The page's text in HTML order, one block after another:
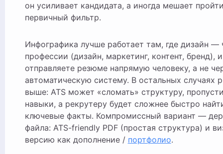
он усиливает кандидата, а иногда мешает
первичный фильтр.
Инфографика лучше работает там, где дизайн —
профессии (дизайн, маркетинг, контент, бренд),
отправляете резюме напрямую человеку, а не
автоматическую систему. В остальных случаях
выше: ATS может «сломать» структуру,
навыки, а рекрутеру будет сложнее быстро
ключевые факты. Компромиссный вариант —
файла: ATS-friendly PDF (простая структура) и
версию как дополнение / портфолио.